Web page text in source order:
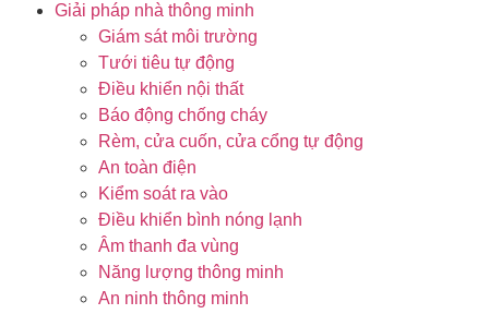
Giải pháp nhà thông minh
Giám sát môi trường
Tưới tiêu tự động
Điều khiển nội thất
Báo động chống cháy
Rèm, cửa cuốn, cửa cổng tự động
An toàn điện
Kiểm soát ra vào
Điều khiển bình nóng lạnh
Âm thanh đa vùng
Năng lượng thông minh
An ninh thông minh